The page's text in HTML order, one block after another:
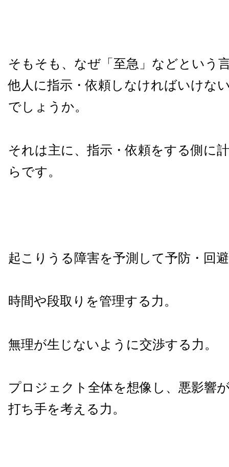
そもそも、なぜ「至急」などという
他人に指示・依頼しなければいけな
でしょうか。
それは主に、指示・依頼をする側に
らです。
起こりうる障害を予測して予防・回
時間や段取りを管理する力。
無理が生じないように交渉する力。
プロジェクト全体を想像し、悪影響
打ち手を考える力。